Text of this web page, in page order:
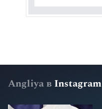
Angliya в Instagram